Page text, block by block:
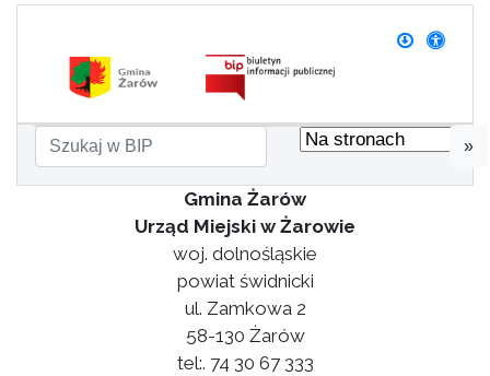
»
Gmina Żarów
Urząd Miejski w Żarowie
woj. dolnośląskie
powiat świdnicki
ul. Zamkowa 2
58-130 Żarów
tel:. 74 30 67 333